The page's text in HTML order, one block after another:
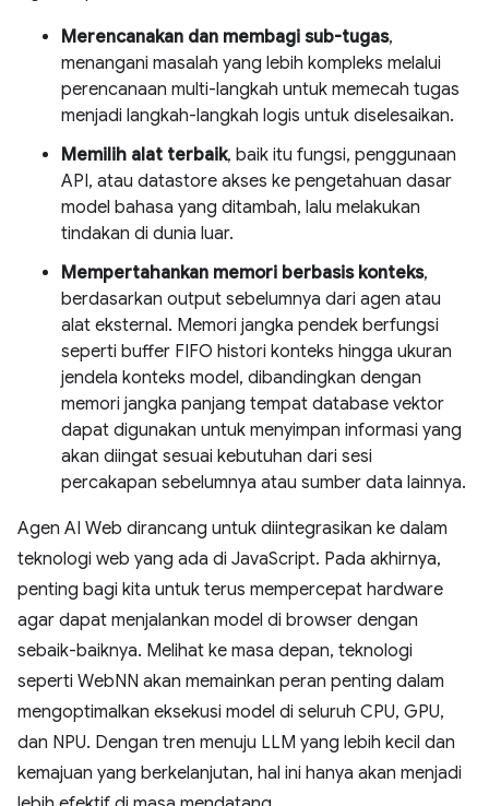
Merencanakan dan membagi sub-tugas,
menangani masalah yang lebih kompleks melalui
perencanaan multi-langkah untuk memecah tugas
menjadi langkah-langkah logis untuk diselesaikan.
Memilih alat terbaik, baik itu fungsi, penggunaan
API, atau datastore akses ke pengetahuan dasar
model bahasa yang ditambah, lalu melakukan
tindakan di dunia luar.
Mempertahankan memori berbasis konteks,
berdasarkan output sebelumnya dari agen atau
alat eksternal. Memori jangka pendek berfungsi
seperti buffer FIFO histori konteks hingga ukuran
jendela konteks model, dibandingkan dengan
memori jangka panjang tempat database vektor
dapat digunakan untuk menyimpan informasi yang
akan diingat sesuai kebutuhan dari sesi
percakapan sebelumnya atau sumber data lainnya.
Agen AI Web dirancang untuk diintegrasikan ke dalam
teknologi web yang ada di JavaScript. Pada akhirnya,
penting bagi kita untuk terus mempercepat hardware
agar dapat menjalankan model di browser dengan
sebaik-baiknya. Melihat ke masa depan, teknologi
seperti WebNN akan memainkan peran penting dalam
mengoptimalkan eksekusi model di seluruh CPU, GPU,
dan NPU. Dengan tren menuju LLM yang lebih kecil dan
kemajuan yang berkelanjutan, hal ini hanya akan menjadi